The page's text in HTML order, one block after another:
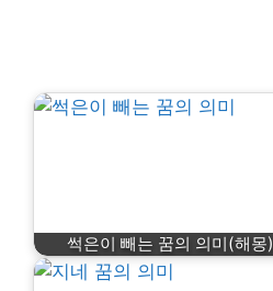
썩은이 빼는 꿈의 의미(해몽)